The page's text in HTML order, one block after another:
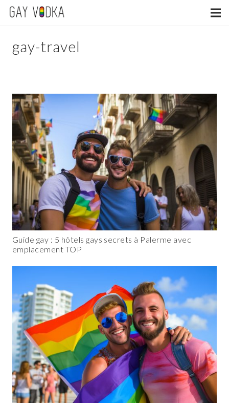
gay-travel
Guide gay : 5 hôtels gays secrets à Palerme avec
emplacement TOP